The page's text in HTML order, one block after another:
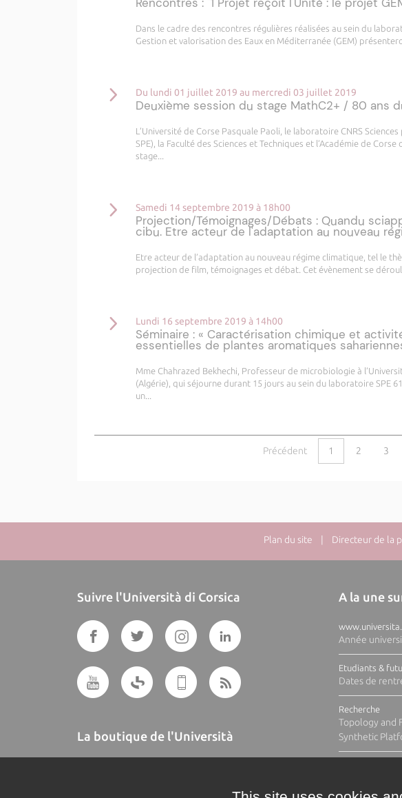
Dans le cadre des rencontres régulières réalisées au sein du
Gestion et valorisation des Eaux en Méditerranée (GEM)
Du lundi 01 juillet 2019 au mercredi 03 juillet 2019
Deuxième session du stage MathC2+ / 80 ans
L’Université de Corse Pasquale Paoli, le laboratoire CNRS
SPE), la Faculté des Sciences et Techniques et l’Académie de
stage...
Samedi 14 septembre 2019 à 18h00
Projection/Témoignages/Débats : Quandu
cibu. Etre acteur de l'adaptation au nouveau
Etre acteur de l’adaptation au nouveau régime climatique, tel le
projection de film, témoignages et débat. Cet évènement se
Lundi 16 septembre 2019 à 14h00
Séminaire : « Caractérisation chimique et
essentielles de plantes aromatiques
Mme Chahrazed Bekhechi, Professeur de microbiologie à
(Algérie), qui séjourne durant 15 jours au sein du laboratoire SPE
un...
Précédent 1 2 3
Plan du site | Directeur de la
Suivre l'Università di Corsica
La boutique de l'Università
A la une
Année
Etudiants &
Dates de
Recherche
Topology and
Synthetic